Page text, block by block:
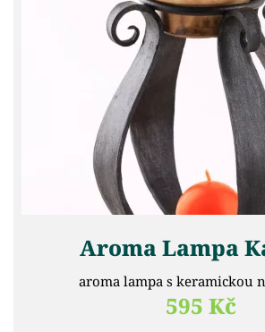
Aroma Lampa
aroma lampa s keramickou
595 Kč